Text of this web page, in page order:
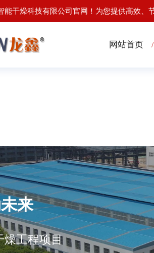
能干燥科技有限公司官网！为您提供高效、
网站首页 /
来
燥工程项目